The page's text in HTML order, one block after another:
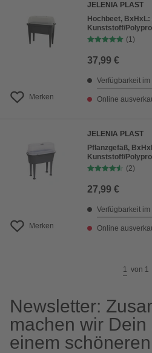
Merken
JELENIA PLAST
Hochbeet,
Kunststoff/
(1)
37,99 €
Verfügbarkeit im
Online
Merken
JELENIA PLAST
Pflanzgefäß,
Kunststoff/
(2)
27,99 €
Verfügbarkeit im
Online
1 von 1
Newsletter:
machen wir Dein
einem